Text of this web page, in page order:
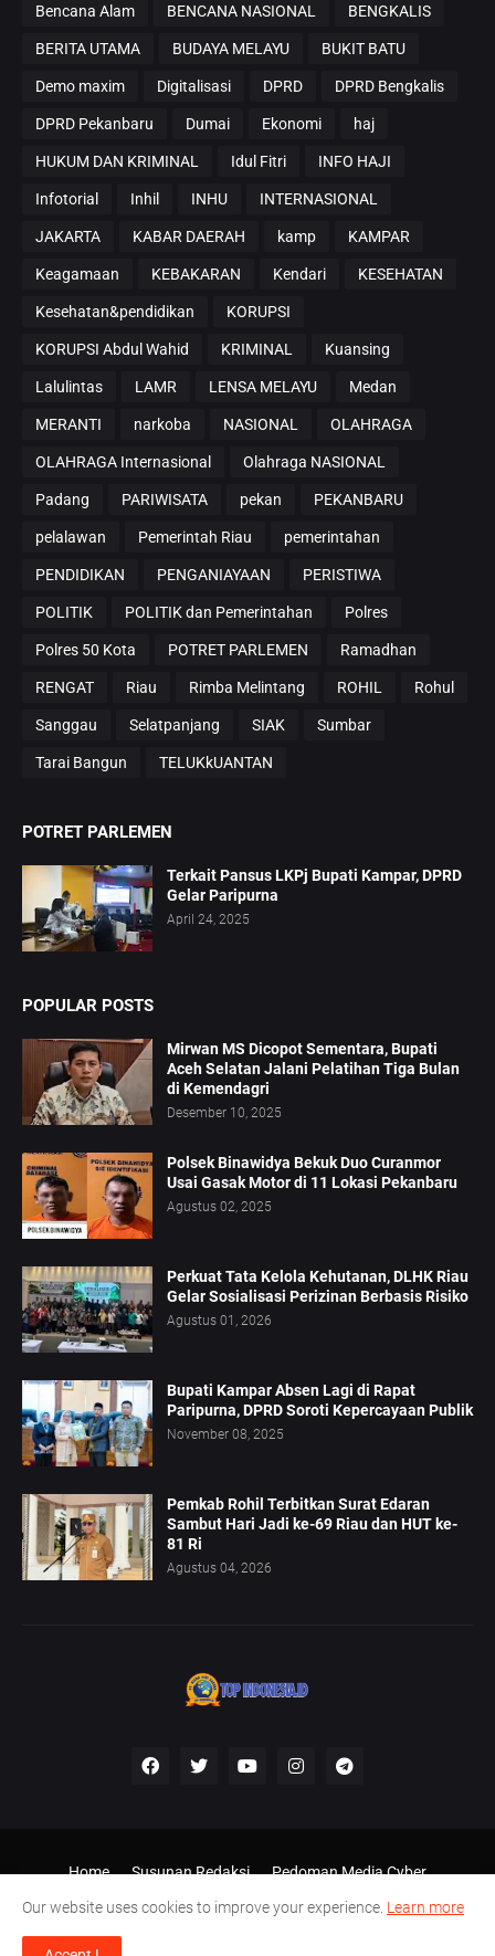
Bencana Alam BENCANA NASIONAL BENGKALIS
BERITA UTAMA BUDAYA MELAYU BUKIT BATU
Demo maxim Digitalisasi DPRD DPRD Bengkalis
DPRD Pekanbaru Dumai Ekonomi haj
HUKUM DAN KRIMINAL Idul Fitri INFO HAJI
Infotorial Inhil INHU INTERNASIONAL
JAKARTA KABAR DAERAH kamp KAMPAR
Keagamaan KEBAKARAN Kendari KESEHATAN
Kesehatan&pendidikan KORUPSI
KORUPSI Abdul Wahid KRIMINAL Kuansing
Lalulintas LAMR LENSA MELAYU Medan
MERANTI narkoba NASIONAL OLAHRAGA
OLAHRAGA Internasional Olahraga NASIONAL
Padang PARIWISATA pekan PEKANBARU
pelalawan Pemerintah Riau pemerintahan
PENDIDIKAN PENGANIAYAAN PERISTIWA
POLITIK POLITIK dan Pemerintahan Polres
Polres 50 Kota POTRET PARLEMEN Ramadhan
RENGAT Riau Rimba Melintang ROHIL Rohul
Sanggau Selatpanjang SIAK Sumbar
Tarai Bangun TELUKkUANTAN
POTRET PARLEMEN
Terkait Pansus LKPj Bupati Kampar, DPRD
Gelar Paripurna
April 24, 2025
POPULAR POSTS
Mirwan MS Dicopot Sementara, Bupati
Aceh Selatan Jalani Pelatihan Tiga Bulan
di Kemendagri
Desember 10, 2025
Polsek Binawidya Bekuk Duo Curanmor
Usai Gasak Motor di 11 Lokasi Pekanbaru
Agustus 02, 2025
Perkuat Tata Kelola Kehutanan, DLHK Riau
Gelar Sosialisasi Perizinan Berbasis Risiko
Agustus 01, 2026
Bupati Kampar Absen Lagi di Rapat
Paripurna, DPRD Soroti Kepercayaan Publik
November 08, 2025
Pemkab Rohil Terbitkan Surat Edaran
Sambut Hari Jadi ke-69 Riau dan HUT ke-
81 Ri
Agustus 04, 2026
Shared by -
Home Susunan Redaksi
Pedoman Media Cyber
Disclaimer
Our website uses cookies to improve your experience. Learn more